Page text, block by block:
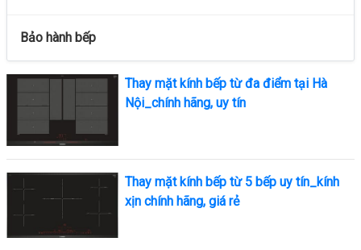
Bảo hành bếp
Thay mặt kính bếp từ đa điểm tại Hà
Nội_chính hãng, uy tín
Thay mặt kính bếp từ 5 bếp uy tín_kính
xịn chính hãng, giá rẻ